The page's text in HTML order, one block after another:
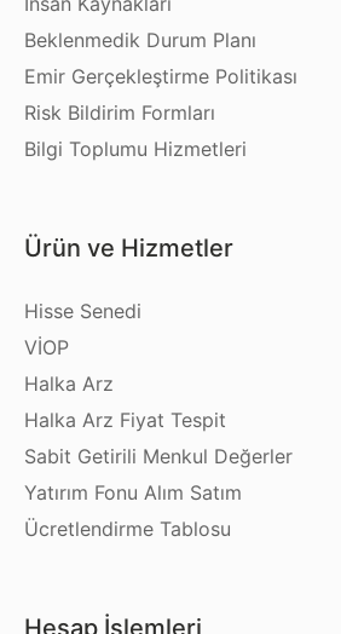
Beklenmedik Durum Planı
Emir Gerçekleştirme Politikası
Risk Bildirim Formları
Bilgi Toplumu Hizmetleri
Ürün ve Hizmetler
Hisse Senedi
VİOP
Halka Arz
Halka Arz Fiyat Tespit
Sabit Getirili Menkul Değerler
Yatırım Fonu Alım Satım
Ücretlendirme Tablosu
Hesap İşlemleri